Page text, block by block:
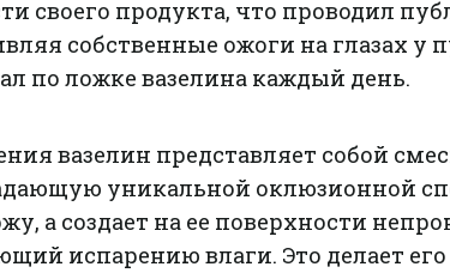
своего продукта, что проводил
собственные ожоги на глазах у
по ложке вазелина каждый день.
вазелин представляет собой
уникальной оклюзионной
а создает на ее поверхности
испарению влаги. Это делает